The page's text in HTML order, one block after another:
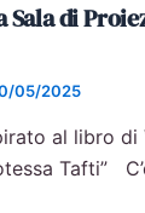
Sala di
05/2025
al libro di
Tafti”